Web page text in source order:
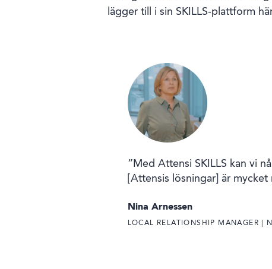
lägger till i sin SKILLS-plattform
”Med Attensi SKILLS kan vi
[Attensis lösningar] är
Nina Arnessen
LOCAL RELATIONSHIP MANAGER |